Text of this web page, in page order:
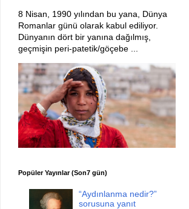
8 Nisan, 1990 yılından bu yana, Dünya
Romanlar günü olarak kabul ediliyor.
Dünyanın dört bir yanına dağılmış,
geçmişin peri-patetik/göçebe ...
Popüler Yayınlar (Son7 gün)
“Aydınlanma nedir?”
sorusuna yanıt